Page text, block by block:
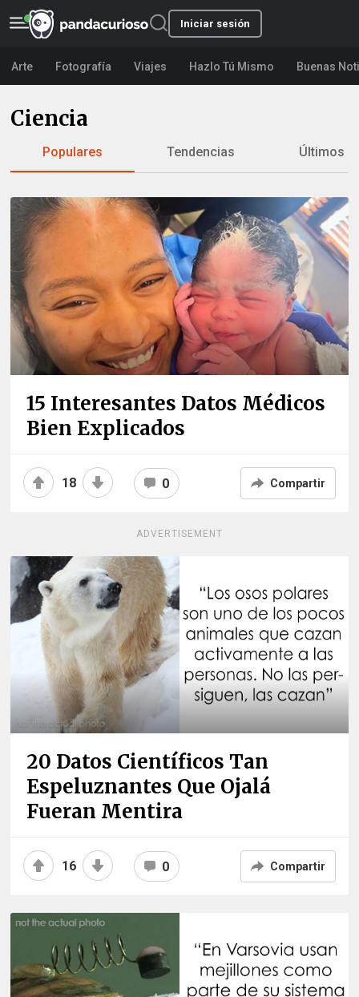
Iniciar sesión
Arte Fotografía Viajes Hazlo Tú Mismo Buenas
Ciencia
Populares Tendencias Últimos
15 Interesantes Datos Médicos
Bien Explicados
18 0 Compartir
ADVERTISEMENT
20 Datos Científicos Tan
Espeluznantes Que Ojalá
Fueran Mentira
16 0 Compartir